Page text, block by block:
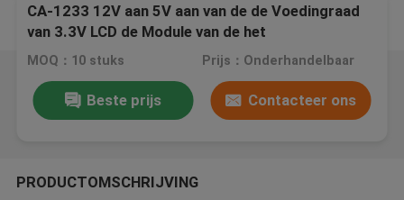
CA-1233 12V aan 5V aan van de de Voedingraad
van 3.3V LCD de Module van de het
Voltageomzetting met Draad gelijkstroom-
gelijkstroom Stap - onderaan Module
MOQ：10 stuks Prijs：Onderhandelbaar
Beste prijs Contacteer ons
PRODUCTOMSCHRIJVING